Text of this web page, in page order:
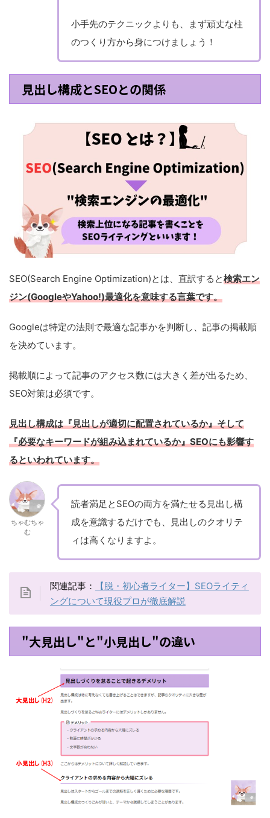
小手先のテクニックよりも、まず頑丈な柱
のつくり方から身につけましょう！
見出し構成とSEOとの関係
SEO(Search Engine Optimization)とは、直訳すると検索エン
ジン(GoogleやYahoo!)最適化を意味する言葉です。
Googleは特定の法則で最適な記事かを判断し、記事の掲載順
を決めています。
掲載順によって記事のアクセス数には大きく差が出るため、
SEO対策は必須です。
見出し構成は『見出しが適切に配置されているか』そして
『必要なキーワードが組み込まれているか』SEOにも影響す
るといわれています。
ちゃむちゃ
む
読者満足とSEOの両方を満たせる見出し構
成を意識するだけでも、見出しのクオリテ
ィは高くなりますよ。
関連記事：
【脱・初心者ライター】SEOライティ
ングについて現役プロが徹底解説
"大見出し"と"小見出し"の違い